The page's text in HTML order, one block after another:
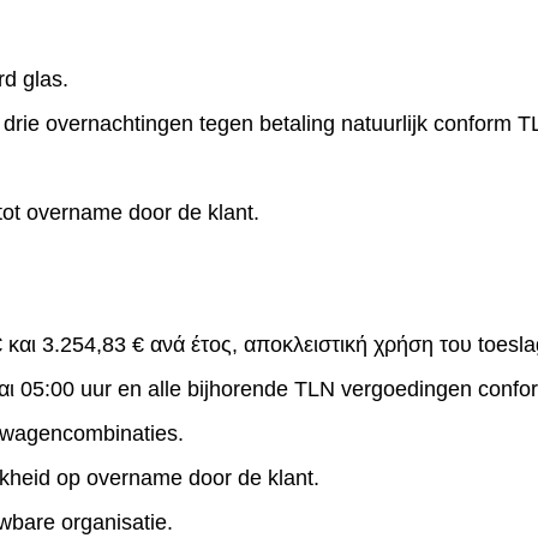
glas.
drie overnachtingen tegen betaling natuurlijk conform
overname door de klant.
3.254,83 € ανά έτος, αποκλειστική χρήση του
05:00 uur en alle bijhorende TLN vergoedingen
op overname door de klant.
organisatie.